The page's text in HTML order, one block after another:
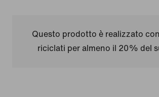
Questo prodotto è realizzato
riciclati per almeno il 20% del